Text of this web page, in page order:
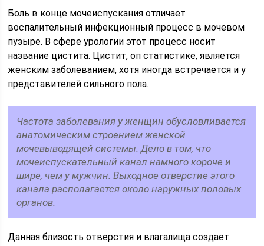
Боль в конце мочеиспускания отличает
воспалительный инфекционный процесс в мочевом
пузыре. В сфере урологии этот процесс носит
название цистита. Цистит, оп статистике, является
женским заболеванием, хотя иногда встречается и у
представителей сильного пола.
Частота заболевания у женщин обусловливается
анатомическим строением женской
мочевыводящей системы. Дело в том, что
мочеиспускательный канал намного короче и
шире, чем у мужчин. Выходное отверстие этого
канала располагается около наружных половых
органов.
Данная близость отверстия и влагалища создает